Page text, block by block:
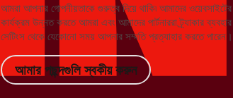
আমরা আপনার গোপনীয়তাকে গুরুত্ব দিয়ে থাকি৷ আমাদের
কার্যক্রম উন্নত করতে আমরা এবং আমাদের পার্টনাররা ট্র্যাকার ব্যবহার
সেটিংস থেকে যেকোনো সময় আপনার সম্মতি প্রত্যাহার করতে পারেন।
আমার পছন্দগুলি স্বকীয় করুন